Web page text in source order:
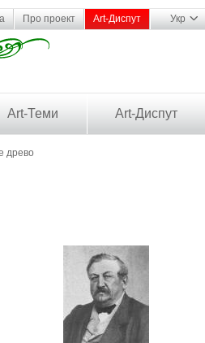
Про проект Art-Диспут Укр
Art-Теми Art-Диспут
древо